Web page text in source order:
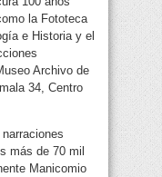
la Fototeca
e Historia y el
Archivo de
34, Centro
más de 70 mil
Manicomio